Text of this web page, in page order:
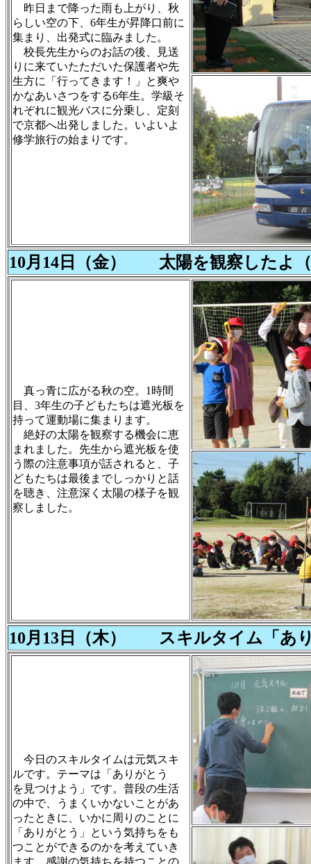
昨日まで降った雨も上がり、秋
らしい空の下、6年生が昇降口前に
集まり、出発式に臨みました。
校長先生からのお話の後、見送
りに来ていたただいた保護者や先
生方に「行ってきます！」と爽や
かなあいさつをする6年生。学級そ
れぞれに観光バスに分乗し、定刻
で京都へ出発しました。いよいよ
修学旅行の始まりです。
10月14日（金） 太陽を観察したよ（
真っ青に広がる秋の空。1時間
目、3年生の子どもたちは遮光板を
持って運動場に集まります。
絶好の太陽を観察する機会に恵
まれました。先生から遮光板を使
う際の注意事項が話されると、子
どもたちは最後までしっかりと話
を聴き、注意深く太陽の様子を観
察しました。
10月13日（木） スキルタイム「あ
今日のスキルタイムは元気スキ
ルです。テーマは「ありがとう
を見つけよう」です。普段の生活
の中で、うまくいかないことがあ
ったときに、いかに周りのことに
「ありがとう」という気持ちをも
つことができるのかを考えていき
ます。感謝の気持ちを持つことの